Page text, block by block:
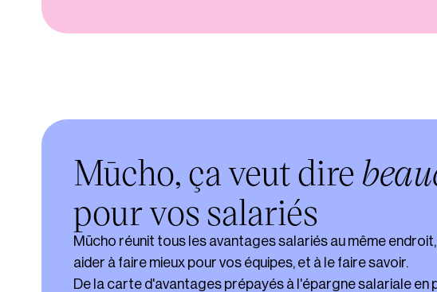
Mūcho, ça veut dire
pour vos salariés
Mūcho réunit tous les avantages salariés au même
aider à faire mieux pour vos équipes, et à le faire savoir.
De la carte d'avantages prépayés à l'épargne salariale en